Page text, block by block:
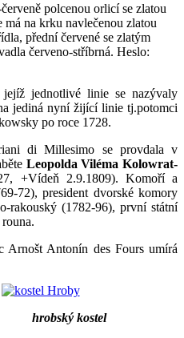
polcenou orlicí se zlatou
na krku navlečenou zlatou
přední červené se zlatým
červeno-stříbrná. Heslo:
jednotlivé linie se nazývaly
jediná nyní žijící linie tj.potomci
po roce 1728.
di Millesimo se provdala v
Leopolda Viléma Kolowrat-
+Vídeň 2.9.1809). Komoří a
72), president dvorské komory
rakouský (1782-96), první státní
Arnošt Antonín des Fours umírá
kostel